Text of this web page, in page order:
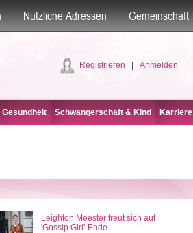
Nützliche Adressen Gemeinschaft
Registrieren Anmelden
Gesundheit Schwangerschaft & Kind Karriere
Leighton Meester freut sich auf
'Gossip Girl'-Ende